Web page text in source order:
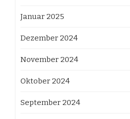
Januar 2025
Dezember 2024
November 2024
Oktober 2024
September 2024